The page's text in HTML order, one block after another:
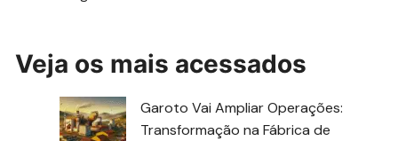
Veja os mais acessados
Garoto Vai Ampliar Operações:
Transformação na Fábrica de